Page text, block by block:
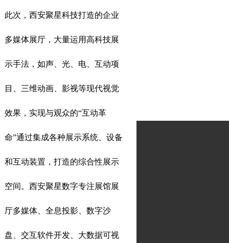
此次，西安聚星科技打造的企业
多媒体展厅，大量运用高科技展
示手法，如声、光、电、互动项
目、三维动画、影视等现代视觉
效果，实现与观众的“互动革
命”通过集成各种展示系统、设备
和互动装置，打造的综合性展示
空间。西安聚星数字专注展馆展
厅多媒体、全息投影、数字沙
盘、交互软件开发、大数据可视